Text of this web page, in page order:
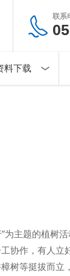
联系
料下载
为主题的植树活
协作，有人
树等挺拔而立